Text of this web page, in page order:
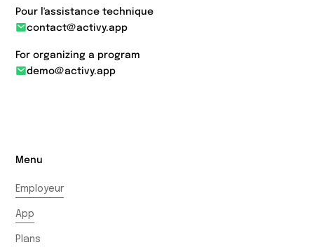
Pour l'assistance technique
contact@activy.app
For organizing a program
demo@activy.app
Menu
Employeur
App
Plans